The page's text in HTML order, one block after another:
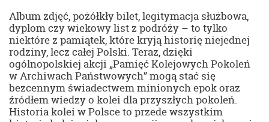
Album zdjęć, pożółkły bilet, legitymacja służbowa,
dyplom czy wiekowy list z podróży – to tylko
niektóre z pamiątek, które kryją historię niejednej
rodziny, lecz całej Polski. Teraz, dzięki
ogólnopolskiej akcji „Pamięć Kolejowych Pokoleń
w Archiwach Państwowych” mogą stać się
bezcennym świadectwem minionych epok oraz
źródłem wiedzy o kolei dla przyszłych pokoleń.
Historia kolei w Polsce to przede wszystkim